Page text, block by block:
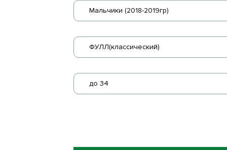
Мальчики (2018-2019гр)
ФУЛЛ(классический)
до 34